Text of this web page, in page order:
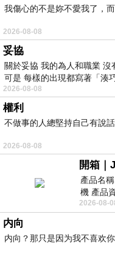
我傷心的不是妳不愛我了，
2026-08-08
妥協
關於妥協 我的為人和職業
可是 每樣的出現都寫著「湊
2026-08-08
權利
不做事的人總堅持自己有說話
2026-08-08
產品名
機 產品
耳機評
2026-08-
内向
内向？那只是因为我不喜欢你